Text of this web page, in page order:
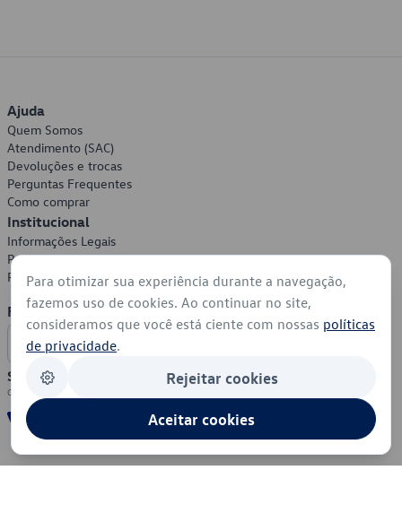
Ajuda
Quem Somos
Atendimento (SAC)
Devoluções e trocas
Perguntas Frequentes
Como comprar
Institucional
Informações Legais
Política de Privacidade
Política de Cookies
Formas de Pagamento
Segurança
Para otimizar sua experiência durante a navegação,
fazemos uso de cookies. Ao continuar no site,
consideramos que você está ciente com nossas políticas
de privacidade.
Rejeitar cookies
Aceitar cookies